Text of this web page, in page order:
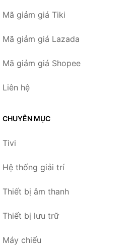
Mã giảm giá Tiki
Mã giảm giá Lazada
Mã giảm giá Shopee
Liên hệ
CHUYÊN MỤC
Tivi
Hệ thống giải trí
Thiết bị âm thanh
Thiết bị lưu trữ
Máy chiếu